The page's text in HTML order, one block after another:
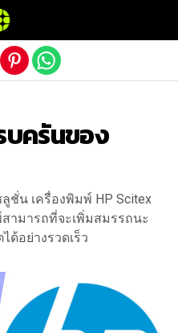
บครันของ
ชั่น เครื่องพิมพ์ HP Scitex
ามารถที่จะเพิ่มสมรรถนะ
ด้อย่างรวดเร็ว
version